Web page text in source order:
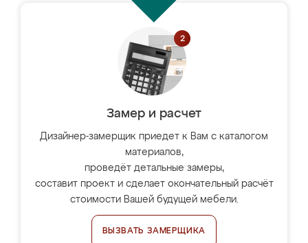
Замер и расчет
Дизайнер-замерщик приедет к Вам с каталогом
материалов,
проведёт детальные замеры,
составит проект и сделает окончательный расчёт
стоимости Вашей будущей мебели.
ВЫЗВАТЬ ЗАМЕРЩИКА